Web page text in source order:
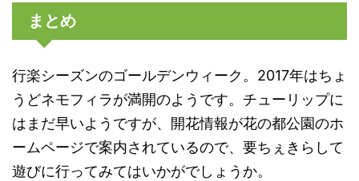
まとめ
行楽シーズンのゴールデンウィーク。2017年はちょ
うどネモフィラが満開のようです。チューリップに
はまだ早いようですが、開花情報が花の都公園のホ
ームページで案内されているので、要ちぇきらして
遊びに行ってみてはいかがでしょうか。